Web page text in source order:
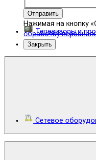
Отправить
Нажимая на кнопку
обработку
Закрыть
Телевизоры и
Сетевое